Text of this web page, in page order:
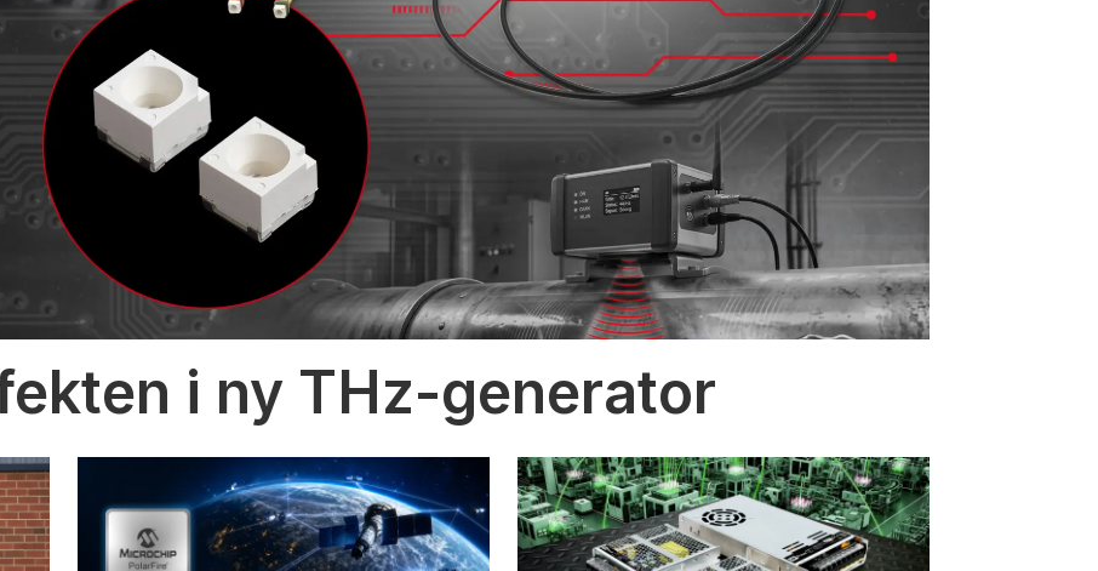
i ny THz-generator